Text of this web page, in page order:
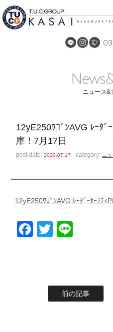
全国納車
注文販売
スタッフ紹介
お問い合わせ
ニュース&
12yE250ﾜｺﾞﾝAVG ﾚｰﾀ
庫！7月17日
post date:2020.07.17 category: ニ
12yE250ﾜｺﾞﾝAVG ﾚｰﾀﾞｰｾｰﾌﾃ
Facebook
Twitter
前の記事